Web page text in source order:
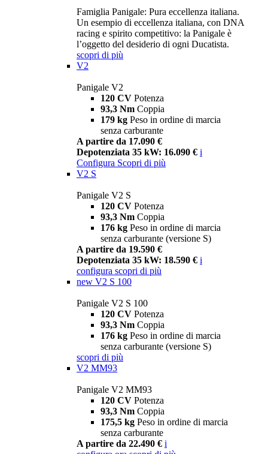
Famiglia Panigale: Pura eccellenza italiana.
Un esempio di eccellenza italiana, con DNA
racing e spirito competitivo: la Panigale è
l’oggetto del desiderio di ogni Ducatista.
scopri di più
V2
Panigale V2
120 CV Potenza
93,3 Nm Coppia
179 kg Peso in ordine di marcia
senza carburante
A partire da 17.090 €
Depotenziata 35 kW: 16.090 € i
Configura Scopri di più
V2 S
Panigale V2 S
120 CV Potenza
93,3 Nm Coppia
176 kg Peso in ordine di marcia
senza carburante (versione S)
A partire da 19.590 €
Depotenziata 35 kW: 18.590 € i
configura scopri di più
new V2 S 100
Panigale V2 S 100
120 CV Potenza
93,3 Nm Coppia
176 kg Peso in ordine di marcia
senza carburante (versione S)
scopri di più
V2 MM93
Panigale V2 MM93
120 CV Potenza
93,3 Nm Coppia
175,5 kg Peso in ordine di marcia
senza carburante
A partire da 22.490 € i